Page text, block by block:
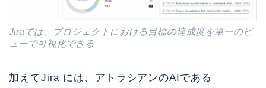
Jiraでは、プロジェクトにおける目標の達成度を単一のビ
ューで可視化できる
加えてJira には、アトラシアンのAIである